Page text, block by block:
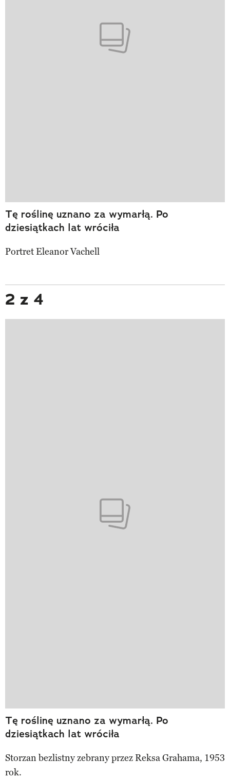
Tę roślinę uznano za wymarłą. Po
dziesiątkach lat wróciła
Portret Eleanor Vachell
2 z 4
Tę roślinę uznano za wymarłą. Po
dziesiątkach lat wróciła
Storzan bezlistny zebrany przez Reksa Grahama, 1953
rok.